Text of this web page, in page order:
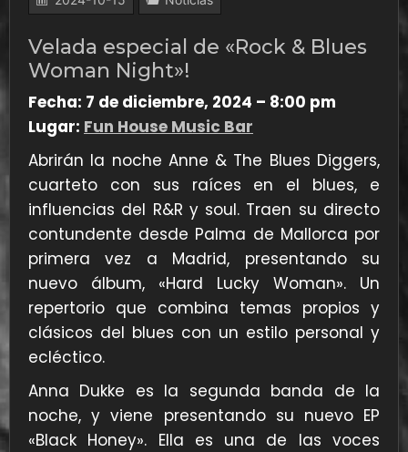
Velada especial de «Rock & Blues
Woman Night»!
Fecha: 7 de diciembre, 2024 – 8:00 pm
Lugar: Fun House Music Bar
Abrirán la noche Anne & The Blues Diggers,
cuarteto con sus raíces en el blues, e
influencias del R&R y soul. Traen su directo
contundente desde Palma de Mallorca por
primera vez a Madrid, presentando su
nuevo álbum, «Hard Lucky Woman». Un
repertorio que combina temas propios y
clásicos del blues con un estilo personal y
ecléctico.
Anna Dukke es la segunda banda de la
noche, y viene presentando su nuevo EP
«Black Honey». Ella es una de las voces